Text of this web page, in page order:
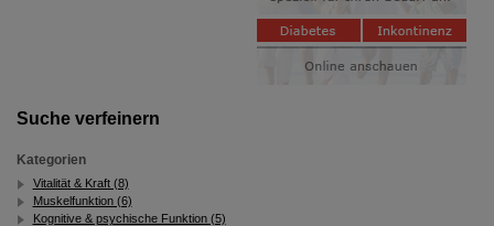
Suche verfeinern
Kategorien
Vitalität & Kraft (8)
Muskelfunktion (6)
Kognitive & psychische Funktion (5)